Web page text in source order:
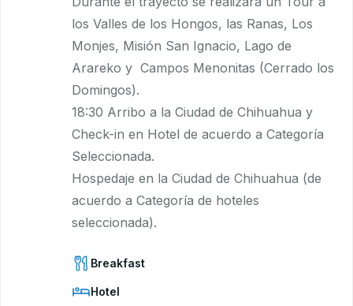
los Valles de los Hongos, las Ranas, Los
Monjes, Misión San Ignacio, Lago de
Arareko y Campos Menonitas (Cerrado los
Domingos).
18:30 Arribo a la Ciudad de Chihuahua y
Check-in en Hotel de acuerdo a Categoría
Seleccionada.
Hospedaje en la Ciudad de Chihuahua (de
acuerdo a Categoría de hoteles
seleccionada).
Breakfast
Hotel